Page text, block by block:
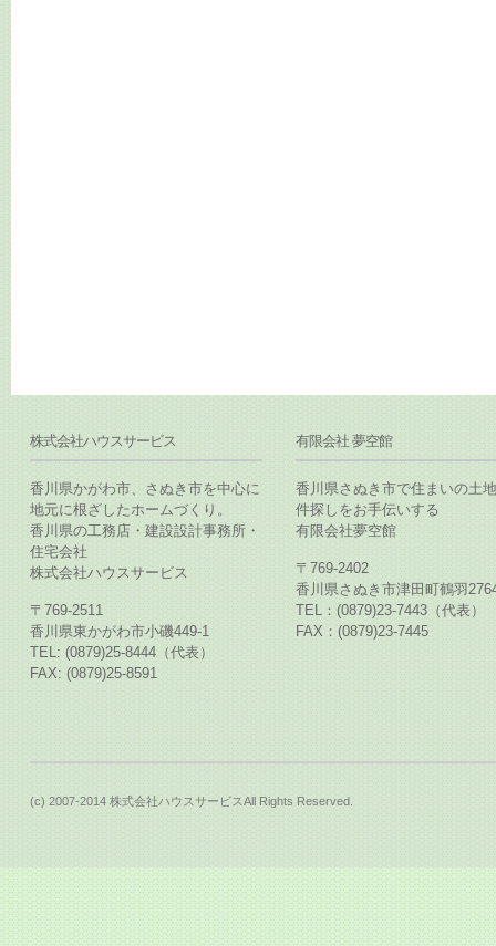
株式会社ハウスサービス
香川県かがわ市、さぬき市を中心に
地元に根ざしたホームづくり。
香川県の工務店・建設設計事務所・
住宅会社
株式会社ハウスサービス
〒769-2511
香川県東かがわ市小磯449-1
TEL: (0879)25-8444（代表）
FAX: (0879)25-8591
有限会社 夢空館
香川県さぬき市で住まいの土
件探しをお手伝いする
有限会社夢空館
〒769-2402
香川県さぬき市津田町鶴羽
TEL：(0879)23-7443（代表）
FAX：(0879)23-7445
(c) 2007-2014 株式会社ハウスサービスAll Rights Reserved.